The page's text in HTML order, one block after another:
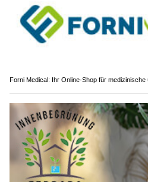
Forni Medical: Ihr Online-Shop für